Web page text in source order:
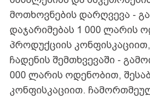
მოთხოვნების დარღვევა -
დაჯარიმებას 1 000 ლარის
პროდუქციის
ჩადენის შემთხვევაში -
000 ლარის ოდენობით,
კონფისკაციით.